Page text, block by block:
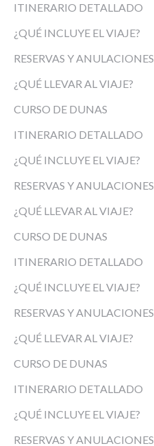
ITINERARIO DETALLADO
¿QUÉ INCLUYE EL VIAJE?
RESERVAS Y ANULACIONES
¿QUÉ LLEVAR AL VIAJE?
CURSO DE DUNAS
ITINERARIO DETALLADO
¿QUÉ INCLUYE EL VIAJE?
RESERVAS Y ANULACIONES
¿QUÉ LLEVAR AL VIAJE?
CURSO DE DUNAS
ITINERARIO DETALLADO
¿QUÉ INCLUYE EL VIAJE?
RESERVAS Y ANULACIONES
¿QUÉ LLEVAR AL VIAJE?
CURSO DE DUNAS
ITINERARIO DETALLADO
¿QUÉ INCLUYE EL VIAJE?
RESERVAS Y ANULACIONES